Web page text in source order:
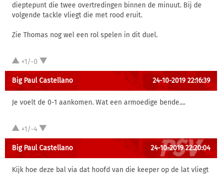
dieptepunt die twee overtredingen binnen de minuut. Bij de
volgende tackle vliegt die met rood eruit.
Zie Thomas nog wel een rol spelen in dit duel.
+1/-0
Big Paul Castellano 24-10-2019 22:16:39
Je voelt de 0-1 aankomen. Wat een armoedige bende....
+1/-4
Big Paul Castellano 24-10-2019 22:20:04
Kijk hoe deze bal via dat hoofd van die keeper op de lat vliegt